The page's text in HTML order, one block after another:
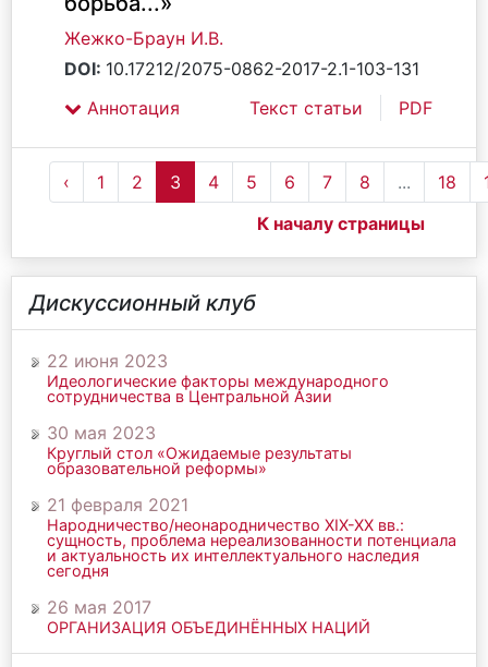
Жежко-Браун И.В.
DOI: 10.17212/2075-0862-2017-2.1-103-131
Аннотация
Текст статьи PDF
‹ 1 2 3 4 5 6 7 8 ... 18
К началу страницы
Дискуссионный клуб
22 июня 2023
Идеологические факторы международного
сотрудничества в Центральной Азии
30 мая 2023
Круглый стол «Ожидаемые результаты
образовательной реформы»
21 февраля 2021
Народничество/неонародничество ХIХ-ХХ вв.:
сущность, проблема нереализованности потенциала
и актуальность их интеллектуального наследия
сегодня
26 мая 2017
ОРГАНИЗАЦИЯ ОБЪЕДИНЁННЫХ НАЦИЙ